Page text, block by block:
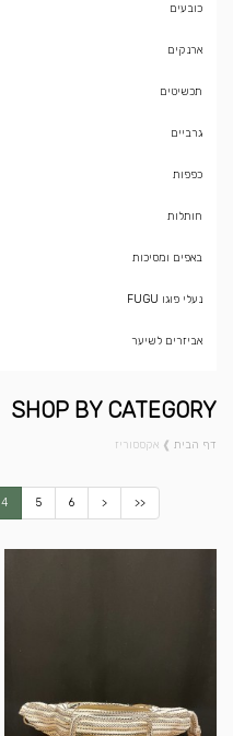
כובעים
ארנקים
תכשיטים
גרביים
כפפות
חותלות
באפים ומסיכות
נעלי פוגו FUGU
אביזרים לשיער
SHOP BY CATEGORY
דף הבית ❱ אקססוריז
4 5 6 > >>